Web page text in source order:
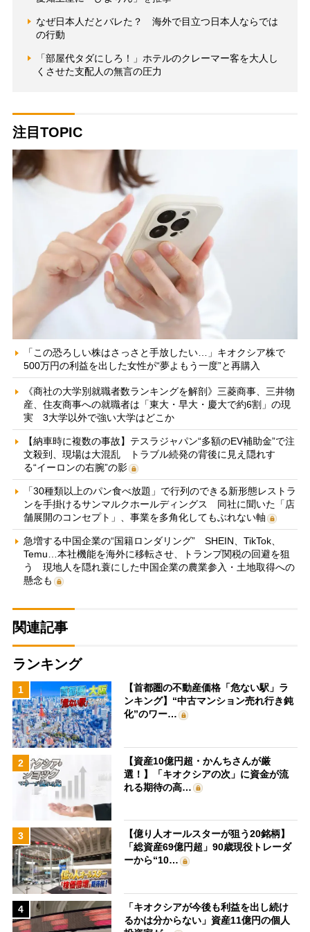
なぜ日本人だとバレた？ 海外で目立つ日本人ならでは
の行動
「部屋代タダにしろ！」ホテルのクレーマー客を大人し
くさせた支配人の無言の圧力
注目TOPIC
「この恐ろしい株はさっさと手放したい…」キオクシア株で
500万円の利益を出した女性が“夢よもう一度”と再購入
《商社の大学別就職者数ランキングを解剖》三菱商事、三井物
産、住友商事への就職者は「東大・早大・慶大で約6割」の現
実 3大学以外で強い大学はどこか
【納車時に複数の事故】テスラジャパン“多額のEV補助金”で注
文殺到、現場は大混乱 トラブル続発の背後に見え隠れす
る“イーロンの右腕”の影
「30種類以上のパン食べ放題」で行列のできる新形態レストラ
ンを手掛けるサンマルクホールディングス 同社に聞いた「店
舗展開のコンセプト」、事業を多角化してもぶれない軸
急増する中国企業の“国籍ロンダリング” SHEIN、TikTok、
Temu…本社機能を海外に移転させ、トランプ関税の回避を狙
う 現地人を隠れ蓑にした中国企業の農業参入・土地取得への
懸念も
関連記事
ランキング
1
【首都圏の不動産価格「危ない駅」ラ
ンキング】“中古マンション売れ行き鈍
化”のワー…
2
【資産10億円超・かんちさんが厳
選！】「キオクシアの次」に資金が流
れる期待の高…
3
【億り人オールスターが狙う20銘柄】
「総資産69億円超」90歳現役トレーダ
ーから“10…
4
「キオクシアが今後も利益を出し続け
るかは分からない」資産11億円の個人